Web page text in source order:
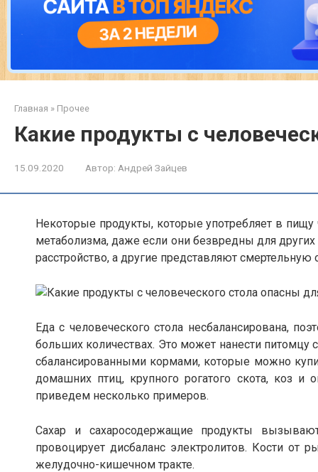
Главная » Прочее
Какие продукты с
15.09.2020 Автор: Андрей Зайцев
Некоторые продукты, которые употребляет в
метаболизма, даже если они безвредны для
расстройство, а другие представляют смертельную
Еда с человеческого стола несбалансирована,
больших количествах. Это может нанести
сбалансированными кормами, которые можно
домашних птиц, крупного рогатого скота, коз
приведем несколько примеров.
Сахар и сахаросодержащие продукты
провоцирует дисбаланс электролитов. Кости
желудочно-кишечном тракте.